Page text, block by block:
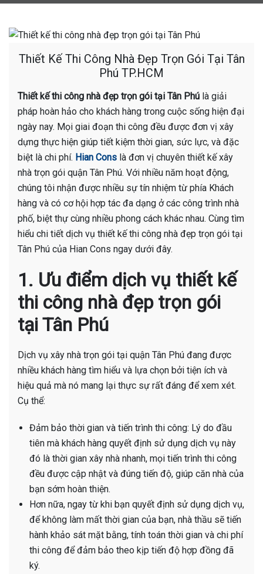
Thiết Kế Thi Công Nhà Đẹp Trọn Gói Tại Tân
Phú TP.HCM
Thiết kế thi công nhà đẹp trọn gói tại Tân Phú là giải
pháp hoàn hảo cho khách hàng trong cuộc sống hiện đại
ngày nay. Mọi giai đoạn thi công đều được đơn vị xây
dựng thực hiện giúp tiết kiệm thời gian, sức lực, và đặc
biệt là chi phí. Hian Cons là đơn vị chuyên thiết kế xây
nhà trọn gói quận Tân Phú. Với nhiều năm hoạt động,
chúng tôi nhận được nhiều sự tín nhiệm từ phía Khách
hàng và có cơ hội hợp tác đa dạng ở các công trình nhà
phố, biệt thự cùng nhiều phong cách khác nhau. Cùng tìm
hiểu chi tiết dịch vụ thiết kế thi công nhà đẹp trọn gói tại
Tân Phú của Hian Cons ngay dưới đây.
1. Ưu điểm dịch vụ thiết kế
thi công nhà đẹp trọn gói
tại Tân Phú
Dịch vụ xây nhà trọn gói tại quận Tân Phú đang được
nhiều khách hàng tìm hiểu và lựa chọn bởi tiện ích và
hiệu quả mà nó mang lại thực sự rất đáng để xem xét.
Cụ thể:
Đảm bảo thời gian và tiến trình thi công: Lý do đầu
tiên mà khách hàng quyết định sử dụng dịch vụ này
đó là thời gian xây nhà nhanh, mọi tiến trình thi công
đều được cập nhật và đúng tiến độ, giúp căn nhà của
bạn sớm hoàn thiện.
Hơn nữa, ngay từ khi bạn quyết định sử dụng dịch vụ,
để không làm mất thời gian của bạn, nhà thầu sẽ tiến
hành khảo sát mặt bằng, tính toán thời gian và chi phí
thi công để đảm bảo theo kịp tiến độ hợp đồng đã
ký.